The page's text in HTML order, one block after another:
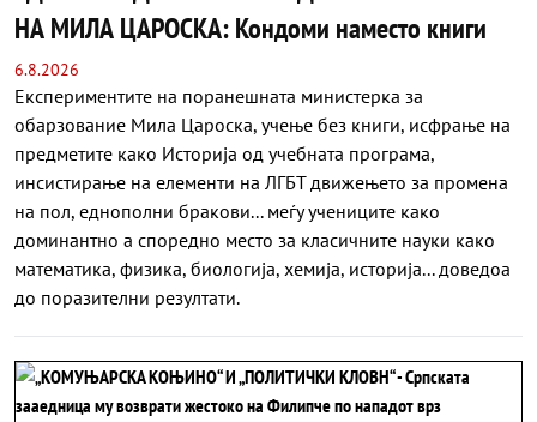
НА МИЛА ЦАРОСКА: Кондоми наместо книги
6.8.2026
Експериментите на поранешната министерка за
обарзование Мила Цароска, учење без книги, исфрање на
предметите како Историја од учебната програма,
инсистирање на елементи на ЛГБТ движењето за промена
на пол, еднополни бракови... меѓу учениците како
доминантно а споредно место за класичните науки како
математика, физика, биологија, хемија, историја... доведоа
до поразителни резултати.